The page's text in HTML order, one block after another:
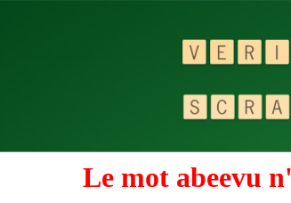
Le mot abeevu